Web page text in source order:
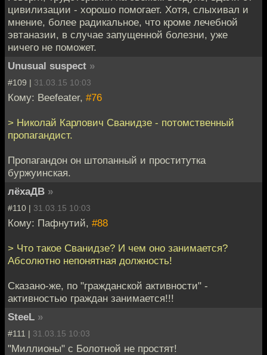
цивилизации - хорошо помогает. Хотя, слыхивал и
мнение, более радикальное, что кроме лечебной
эвтаназии, в случае запущенной болезни, уже
ничего не поможет.
Unusual suspect »
#109 | 31.03.15 10:03
Кому: Beefeater, #76
> Николай Карлович Сванидзе - потомственный
пропагандист.
Пропагандон он штопанный и проститутка
буржуинская.
лёхаДВ »
#110 | 31.03.15 10:03
Кому: Пафнутий, #88
> Что такое Сванидзе? И чем оно занимается?
Абсолютно непонятная должность!
Сказано-же, по "гражданской активности" -
активностью граждан занимается!!!
SteeL »
#111 | 31.03.15 10:03
"Миллионы" с Болотной не простят!